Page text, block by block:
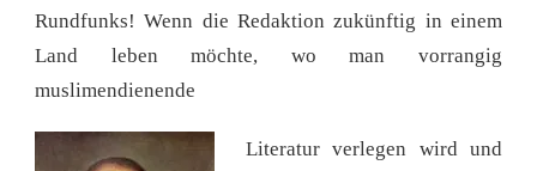
Rundfunks! Wenn die Redaktion zukünftig in einem
Land leben möchte, wo man vorrangig
muslimendienende
Literatur verlegen wird und